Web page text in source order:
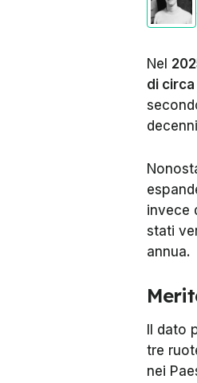
Nel
di
invece
stati
annua.
Il
tre
nei